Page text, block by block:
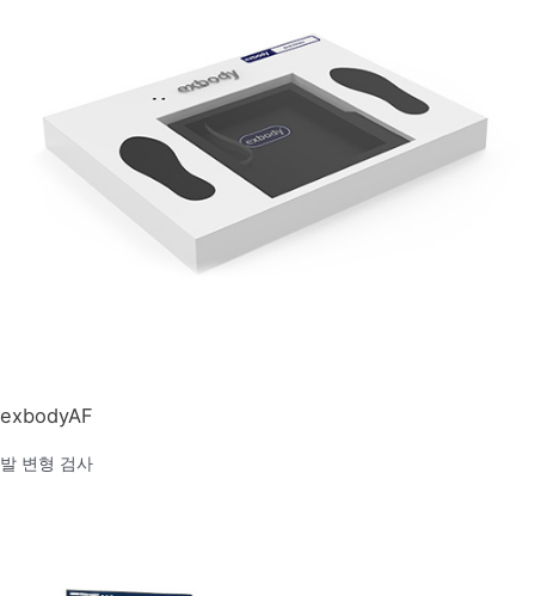
exbodyAF
발 변형 검사